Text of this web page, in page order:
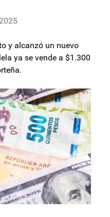
y alcanzó un nuevo
ya se vende a $1.300